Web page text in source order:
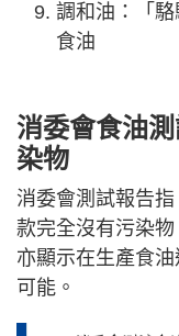
調和油：「
食油
消委會食油
染物
消委會測試報告
款完全沒有污染
亦顯示在生產食
可能。